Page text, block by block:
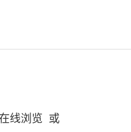
线浏览 或